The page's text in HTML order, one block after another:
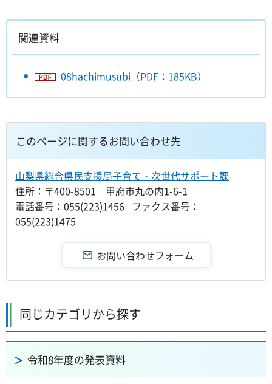
関連資料
08hachimusubi（PDF：185KB）
このページに関するお問い合わせ先
山梨県総合県民支援局子育て・次世代サポート課
住所：〒400-8501 甲府市丸の内1-6-1
電話番号：055(223)1456 ファクス番号：
055(223)1475
同じカテゴリから探す
令和8年度の発表資料